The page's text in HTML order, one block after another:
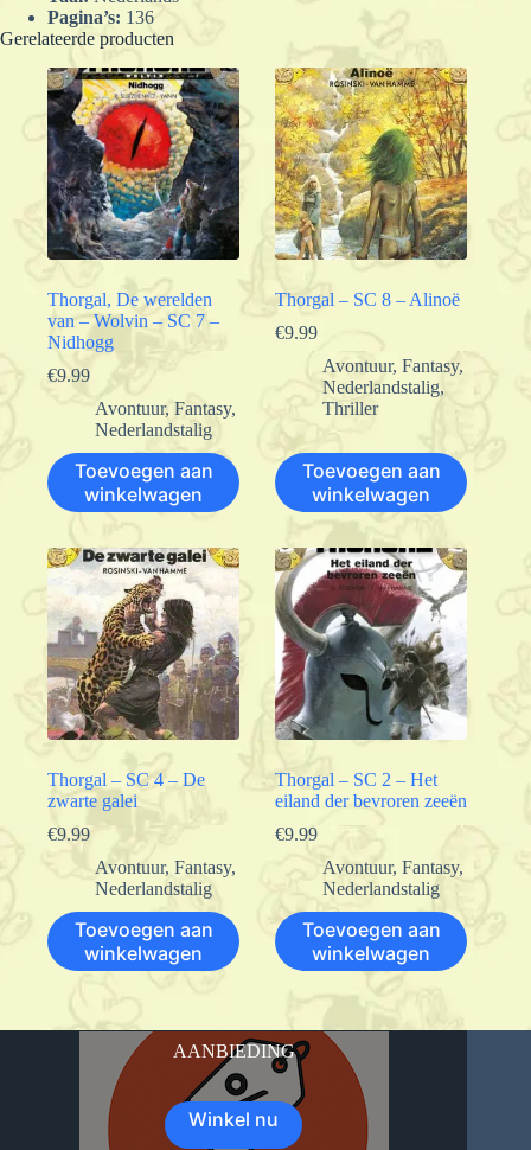
Pagina’s: 136
Gerelateerde producten
Thorgal, De werelden
van – Wolvin – SC 7 –
Nidhogg
€9.99
Avontuur, Fantasy,
Nederlandstalig
Toevoegen aan
winkelwagen
Thorgal – SC 8 – Alinoë
€9.99
Avontuur,Fantasy,
Nederlandstalig,
Thriller
Toevoegen aan
winkelwagen
Thorgal – SC 4 – De
zwarte galei
€9.99
Avontuur, Fantasy,
Nederlandstalig
Toevoegen aan
winkelwagen
Thorgal – SC 2 – Het
eiland der bevroren zeeën
€9.99
Avontuur,Fantasy,
Nederlandstalig
Toevoegen aan
winkelwagen
AANBIEDING
Winkel nu